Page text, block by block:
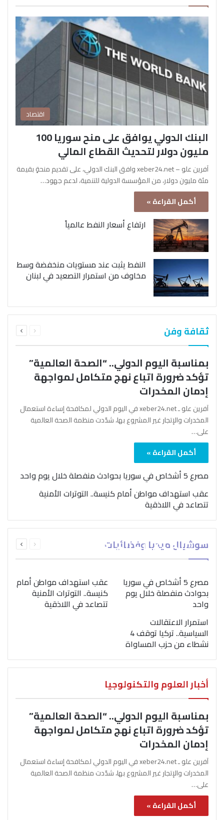
اقتصاد
البنك الدولي يوافق على منح سوريا 100
مليون دولار لتحديث القطاع المالي
آفرين علو – xeber24.net وافق البنك الدولي، على تقديم منحةٍ بقيمة
مئة مليون دولار، من المؤسسة الدولية للتنمية، لدعم جهود…
أكمل القراءة »
ارتفاع أسعار النفط عالمياً
النفط يثبت عند مستويات منخفضة وسط
مخاوف من استمرار التصعيد في لبنان
ثقافة وفن الصفحةالصفحة
بمناسبة اليوم الدولي.. “الصحة العالمية”
تؤكد ضرورة اتباع نهج متكامل لمواجهة
إدمان المخدرات
آفرين علو ـ xeber24.net في اليوم الدولي لمكافحة إساءة استعمال
المخدرات والإتجار غير المشروع بها، شدّدت منظمة الصحة العالمية
على…
أكمل القراءة »
مصرع 5 أشخاص في سوريا بحوادث منفصلة خلال يوم واحد
عقب استهداف مواطن أمام كنيسة.. التوترات الأمنية
تتصاعد في اللاذقية
سوشيال ميديا وفضائيات الصفحةالصفحة
بمناسبة اليوم الدولي..
“الصحة العالمية” تؤكد
ضرورة اتباع نهج متكامل
لمواجهة إدمان المخدرات
مصرع 5 أشخاص في سوريا
بحوادث منفصلة خلال يوم
واحد
عقب استهداف مواطن أمام
كنيسة.. التوترات الأمنية
تتصاعد في اللاذقية
استمرار الاعتقالات
السياسية.. تركيا توقف 4
نشطاء من حزب المساواة
أخبار العلوم والتكنولوجيا
بمناسبة اليوم الدولي.. “الصحة العالمية”
تؤكد ضرورة اتباع نهج متكامل لمواجهة
إدمان المخدرات
آفرين علو ـ xeber24.net في اليوم الدولي لمكافحة إساءة استعمال
المخدرات والإتجار غير المشروع بها، شدّدت منظمة الصحة العالمية
على…
أكمل القراءة »